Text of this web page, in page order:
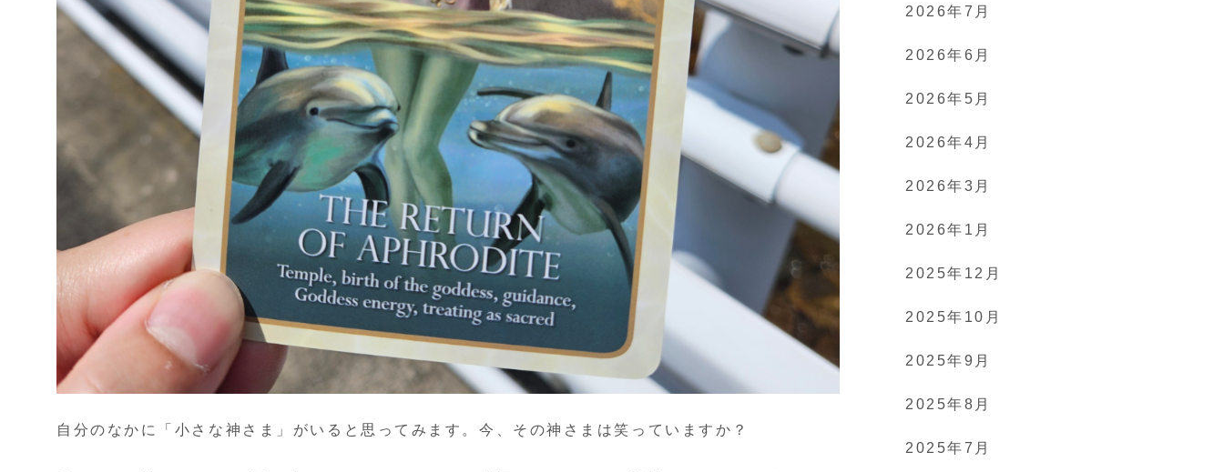
自分のなかに「小さな神さま」がいると思ってみます。今、その神さまは笑っていますか？
2026年7月
2026年6月
2026年5月
2026年4月
2026年3月
2026年1月
2025年12月
2025年10月
2025年9月
2025年8月
2025年7月